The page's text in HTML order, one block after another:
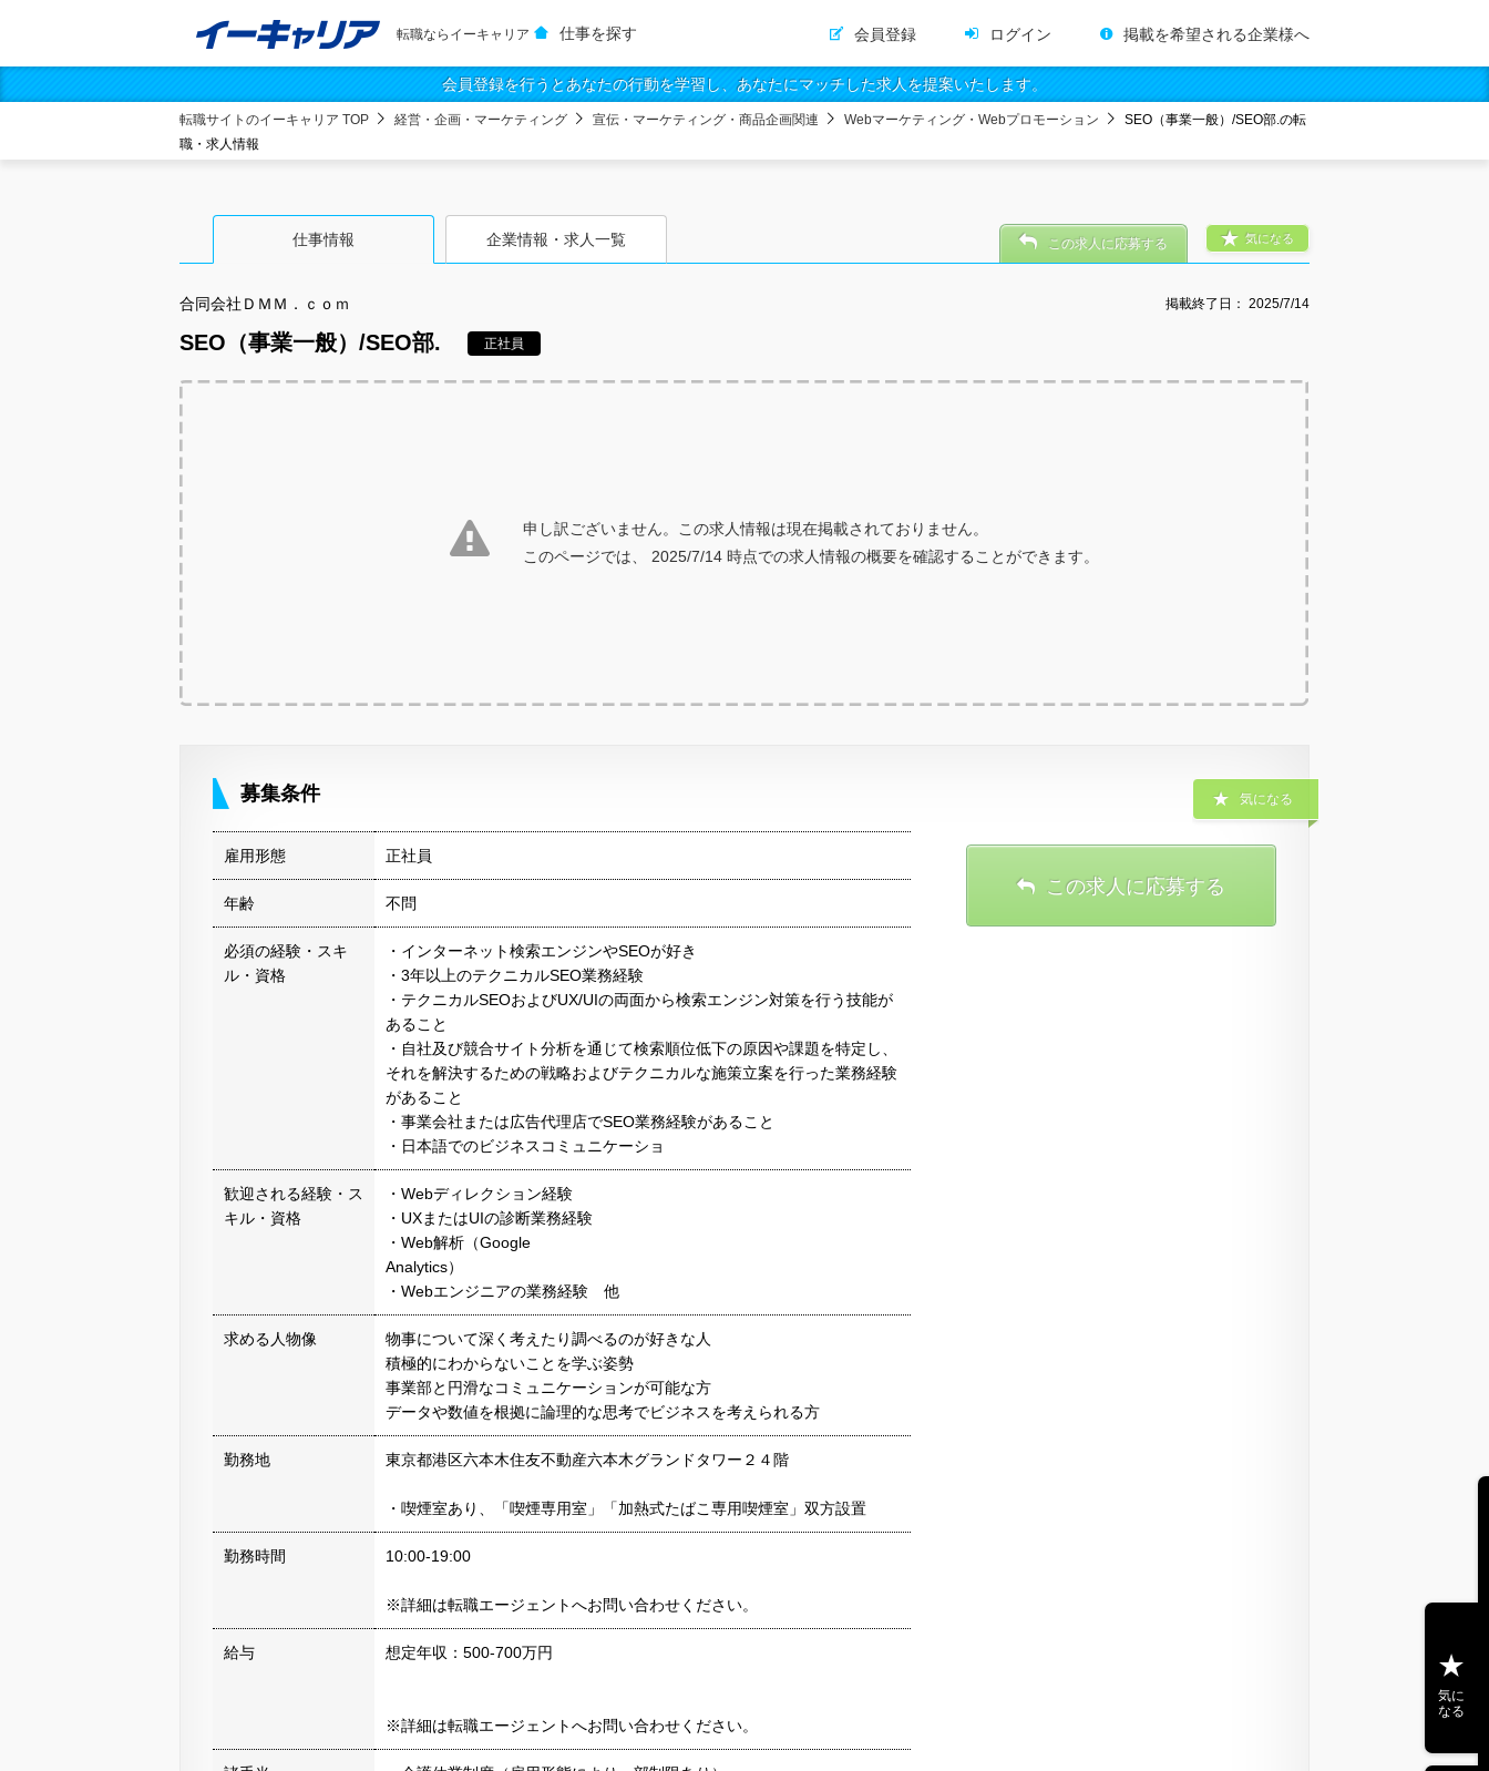
転職ならイーキャリア 仕事を探す 会員登録 ログイン 掲載を希望される企業様へ
会員登録を行うとあなたの行動を学習し、あなたにマッチした求人を提案いたします。
転職サイトのイーキャリア TOP 経営・企画・マーケティング 宣伝・マーケティング・商品企画関連 Webマーケティング・Webプロモーション
SEO（事業一般）/SEO部.の転
職・求人情報
仕事情報 企業情報・求人一覧
合同会社ＤＭＭ．ｃｏｍ 掲載終了日： 2025/7/14
SEO（事業一般）/SEO部. 正社員
気になる
この求人に応募する
申し訳ございません。この求人情報は現在掲載されておりません。
このページでは、 2025/7/14 時点での求人情報の概要を確認することができます。
募集条件
雇用形態 正社員
年齢 不問
必須の経験・スキ
ル・資格
・インターネット検索エンジンやSEOが好き
・3年以上のテクニカルSEO業務経験
・テクニカルSEOおよびUX/UIの両面から検索エンジン対策を行う技能が
あること
・自社及び競合サイト分析を通じて検索順位低下の原因や課題を特定し、
それを解決するための戦略およびテクニカルな施策立案を行った業務経験
があること
・事業会社または広告代理店でSEO業務経験があること
・日本語でのビジネスコミュニケーショ
歓迎される経験・ス
キル・資格
・Webディレクション経験
・UXまたはUIの診断業務経験
・Web解析（Google
Analytics）
・Webエンジニアの業務経験 他
求める人物像
物事について深く考えたり調べるのが好きな人
積極的にわからないことを学ぶ姿勢
事業部と円滑なコミュニケーションが可能な方
データや数値を根拠に論理的な思考でビジネスを考えられる方
勤務地 東京都港区六本木住友不動産六本木グランドタワー２４階
・喫煙室あり、「喫煙専用室」「加熱式たばこ専用喫煙室」双方設置
勤務時間 10:00-19:00
※詳細は転職エージェントへお問い合わせください。
給与 想定年収：500-700万円
※詳細は転職エージェントへお問い合わせください。
気になる
この求人に応募する
気に
なる